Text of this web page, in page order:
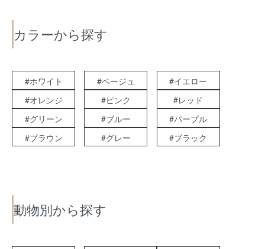
カラーから探す
#ホワイト #ベージュ
#イエロー
#オレンジ
#ピンク
#レッド
#グリーン
#ブルー
#パープル
#ブラウン
#グレー #ブラック
動物別から探す